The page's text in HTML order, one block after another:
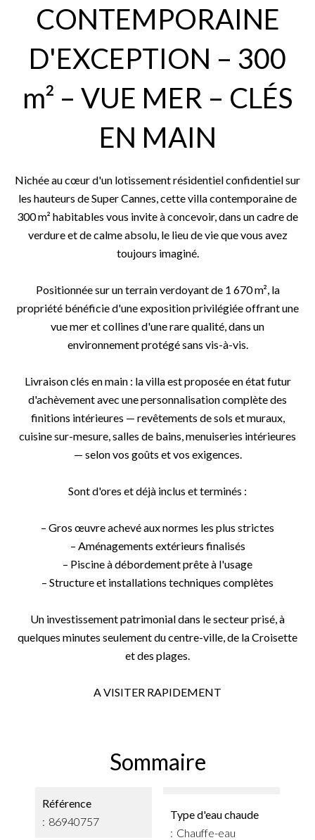
CONTEMPORAINE
D'EXCEPTION – 300
m² – VUE MER – CLÉS
EN MAIN
Nichée au cœur d'un lotissement résidentiel confidentiel sur
les hauteurs de Super Cannes, cette villa contemporaine de
300 m² habitables vous invite à concevoir, dans un cadre de
verdure et de calme absolu, le lieu de vie que vous avez
toujours imaginé.
Positionnée sur un terrain verdoyant de 1 670 m², la
propriété bénéficie d'une exposition privilégiée offrant une
vue mer et collines d'une rare qualité, dans un
environnement protégé sans vis-à-vis.
Livraison clés en main : la villa est proposée en état futur
d'achèvement avec une personnalisation complète des
finitions intérieures — revêtements de sols et muraux,
cuisine sur-mesure, salles de bains, menuiseries intérieures
— selon vos goûts et vos exigences.
Sont d'ores et déjà inclus et terminés :
– Gros œuvre achevé aux normes les plus strictes
– Aménagements extérieurs finalisés
– Piscine à débordement prête à l'usage
– Structure et installations techniques complètes
Un investissement patrimonial dans le secteur prisé, à
quelques minutes seulement du centre-ville, de la Croisette
et des plages.
A VISITER RAPIDEMENT
Sommaire
Référence
86940757
Type d'eau chaude
Chauffe-eau